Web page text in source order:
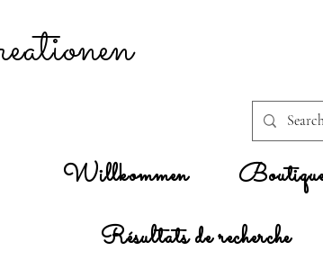
Willkommen
Résultats de recherche